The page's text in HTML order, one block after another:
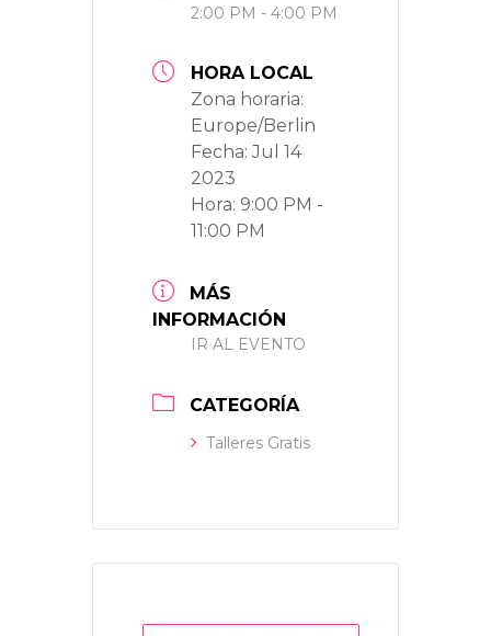
2:00 PM - 4:00 PM
HORA LOCAL
Zona horaria:
Europe/Berlin
Fecha:Jul 14
2023
Hora: 9:00 PM -
11:00 PM
MÁS
INFORMACIÓN
IR AL EVENTO
CATEGORÍA
Talleres Gratis